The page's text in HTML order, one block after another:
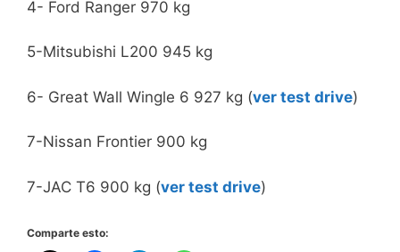
4- Ford Ranger 970 kg
5-Mitsubishi L200 945 kg
6- Great Wall Wingle 6 927 kg (ver test drive)
7-Nissan Frontier 900 kg
7-JAC T6 900 kg (ver test drive)
Comparte esto: